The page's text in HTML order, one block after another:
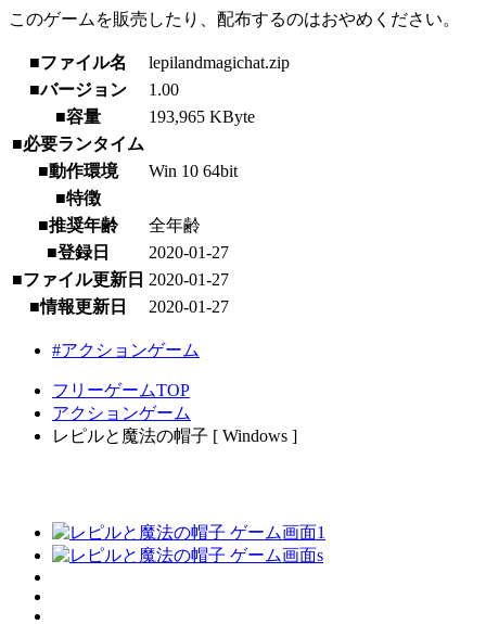
このゲームを販売したり、配布するのはおやめください。
■ファイル名
lepilandmagichat.zip
■バージョン
1.00
■容量
193,965 KByte
■必要ランタイム
■動作環境
Win 10 64bit
■特徴
■推奨年齢
全年齢
■登録日
2020-01-27
■ファイル更新日 2020-01-27
■情報更新日
2020-01-27
#アクションゲーム
フリーゲームTOP
アクションゲーム
レピルと魔法の帽子 [ Windows ]